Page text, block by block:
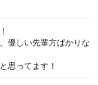
優しい先輩方ばかりな
思ってます！